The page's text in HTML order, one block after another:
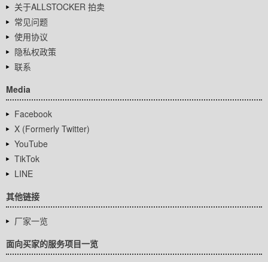
关于ALLSTOCKER 拍卖
常见问题
使用协议
隐私权政策
联系
Media
Facebook
X (Formerly Twitter)
YouTube
TikTok
LINE
其他链接
厂家一览
面向买家的服务项目一览